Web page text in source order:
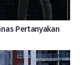
Pertanyakan